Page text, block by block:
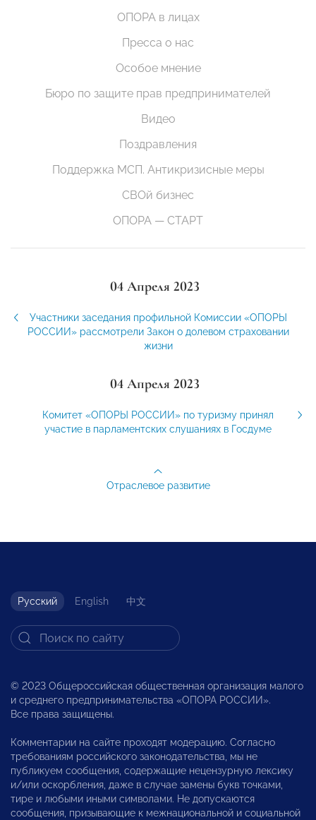
ОПОРА в лицах
Пресса о нас
Особое мнение
Бюро по защите прав предпринимателей
Видео
Поздравления
Поддержка МСП. Антикризисные меры
СВОй бизнес
ОПОРА — СТАРТ
04 Апреля 2023
Участники заседания профильной Комиссии «ОПОРЫ
РОССИИ» рассмотрели Закон о долевом страховании
жизни
04 Апреля 2023
Комитет «ОПОРЫ РОССИИ» по туризму принял
участие в парламентских слушаниях в Госдуме
Отраслевое развитие
Русский English 中文
© 2023 Общероссийская общественная организация малого
и среднего предпринимательства «ОПОРА РОССИИ».
Все права защищены.
Комментарии на сайте проходят модерацию. Согласно
требованиям российского законодательства, мы не
публикуем сообщения, содержащие нецензурную лексику
и/или оскорбления, даже в случае замены букв точками,
тире и любыми иными символами. Не допускаются
сообщения, призывающие к межнациональной и социальной